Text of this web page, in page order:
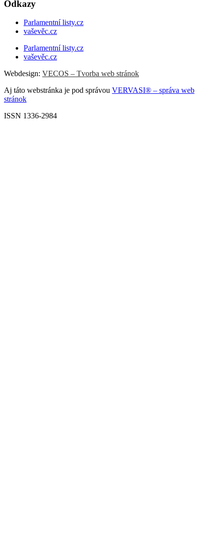
Odkazy
Parlamentní listy.cz
vaševěc.cz
Parlamentní listy.cz
vaševěc.cz
Webdesign: VECOS – Tvorba web stránok
Aj táto webstránka je pod správou VERVASI® – správa web
stránok
ISSN 1336-2984